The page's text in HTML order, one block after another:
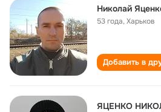
Николай
53 года,Харьков
Добавить в
ЯЦЕНКО